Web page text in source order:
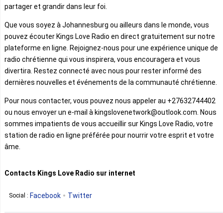
partager et grandir dans leur foi.
Que vous soyez à Johannesburg ou ailleurs dans le monde, vous
pouvez écouter Kings Love Radio en direct gratuitement sur notre
plateforme en ligne. Rejoignez-nous pour une expérience unique de
radio chrétienne qui vous inspirera, vous encouragera et vous
divertira. Restez connecté avec nous pour rester informé des
dernières nouvelles et événements de la communauté chrétienne.
Pour nous contacter, vous pouvez nous appeler au +27632744402
ou nous envoyer un e-mail à kingslovenetwork@outlook.com. Nous
sommes impatients de vous accueillir sur Kings Love Radio, votre
station de radio en ligne préférée pour nourrir votre esprit et votre
âme.
Contacts Kings Love Radio sur internet
Social : Facebook Twitter